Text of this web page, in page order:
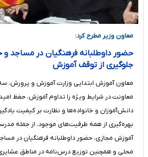
معاون وزیر مطرح کرد:
حضور داوطلبانه فرهنگیان در مساجد و
جلوگیری از توقف آموزش
معاون آموزش ابتدایی وزارت آموزش و پرورش،
معاونت در شرایط ویژه را تداوم آموزش، حفظ
دانش‌آموزان و خانواده‌ها و نظارت بر کیفیت
بهره‌گیری از همه ظرفیت‌های موجود، از جمله
آموزش مجازی، حضور داوطلبانه فرهنگیان در
محلی و همچنین توزیع درس‌نامه در مناطق